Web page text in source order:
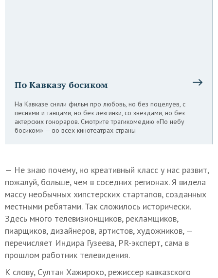
По Кавказу босиком
На Кавказе сняли фильм про любовь, но без поцелуев, с
песнями и танцами, но без лезгинки, со звездами, но без
актерских гонораров. Смотрите трагикомедию «По небу
босиком» — во всех кинотеатрах страны
— Не знаю почему, но креативный класс у нас развит,
пожалуй, больше, чем в соседних регионах. Я видела
массу необычных хипстерских стартапов, созданных
местными ребятами. Так сложилось исторически.
Здесь много телевизионщиков, рекламщиков,
пиарщиков, дизайнеров, артистов, художников, —
перечисляет Индира Гузеева, PR-эксперт, сама в
прошлом работник телевидения.
К слову, Султан Хажироко, режиссер кавказского